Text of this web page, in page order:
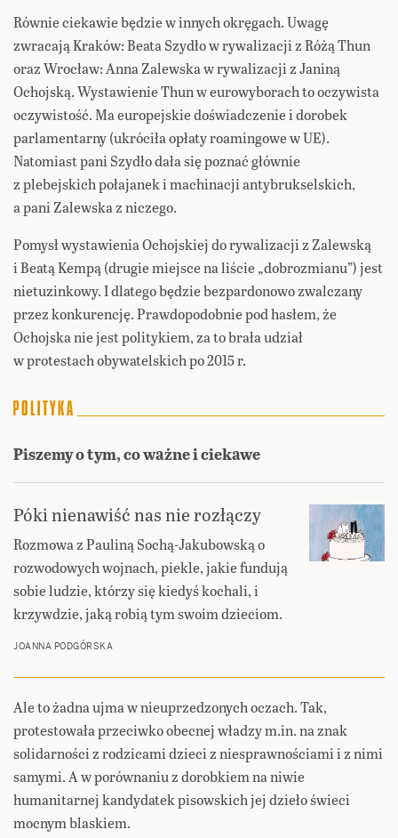
Równie ciekawie będzie w innych okręgach. Uwagę
zwracają Kraków: Beata Szydło w rywalizacji z Różą Thun
oraz Wrocław: Anna Zalewska w rywalizacji z Janiną
Ochojską. Wystawienie Thun w eurowyborach to oczywista
oczywistość. Ma europejskie doświadczenie i dorobek
parlamentarny (ukróciła opłaty roamingowe w UE).
Natomiast pani Szydło dała się poznać głównie
z plebejskich połajanek i machinacji antybrukselskich,
a pani Zalewska z niczego.
Pomysł wystawienia Ochojskiej do rywalizacji z Zalewską
i Beatą Kempą (drugie miejsce na liście „dobrozmianu”) jest
nietuzinkowy. I dlatego będzie bezpardonowo zwalczany
przez konkurencję. Prawdopodobnie pod hasłem, że
Ochojska nie jest politykiem, za to brała udział
w protestach obywatelskich po 2015 r.
Piszemy o tym, co ważne i ciekawe
Póki nienawiść nas nie rozłączy
Rozmowa z Pauliną Sochą-Jakubowską o
rozwodowych wojnach, piekle, jakie fundują
sobie ludzie, którzy się kiedyś kochali, i
krzywdzie, jaką robią tym swoim dzieciom.
JOANNA PODGÓRSKA
Ale to żadna ujma w nieuprzedzonych oczach. Tak,
protestowała przeciwko obecnej władzy m.in. na znak
solidarności z rodzicami dzieci z niesprawnościami i z nimi
samymi. A w porównaniu z dorobkiem na niwie
humanitarnej kandydatek pisowskich jej dzieło świeci
mocnym blaskiem.